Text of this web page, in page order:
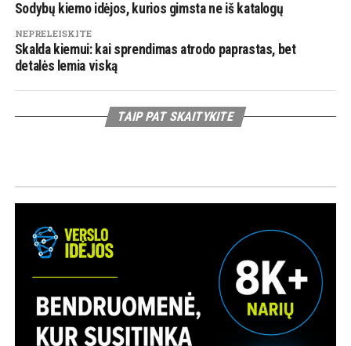
Sodybų kiemo idėjos, kurios gimsta ne iš katalogų
NEPRELEISKITE
Skalda kiemui: kai sprendimas atrodo paprastas, bet
detalės lemia viską
TAIP PAT SKAITYKITE